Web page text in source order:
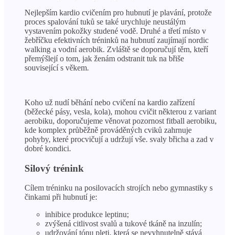
Nejlepším kardio cvičením pro hubnutí je plavání, protože
proces spalování tuků se také urychluje neustálým
vystavením pokožky studené vodě. Druhé a třetí místo v
žebříčku efektivních tréninků na hubnutí zaujímají nordic
walking a vodní aerobik. Zvláště se doporučují těm, kteří
přemýšlejí o tom, jak ženám odstranit tuk na břiše
související s věkem.
Koho už nudí běhání nebo cvičení na kardio zařízení
(běžecké pásy, vesla, kola), mohou cvičit některou z variant
aerobiku, doporučujeme věnovat pozornost fitball aerobiku,
kde komplex průběžně prováděných cviků zahrnuje
pohyby, které procvičují a udržují vše. svaly břicha a zad v
dobré kondici.
Silový trénink
Cílem tréninku na posilovacích strojích nebo gymnastiky s
činkami při hubnutí je:
inhibice produkce leptinu;
zvýšená citlivost svalů a tukové tkáně na inzulín;
udržování tónu pleti, která se nevyhnutelně stává